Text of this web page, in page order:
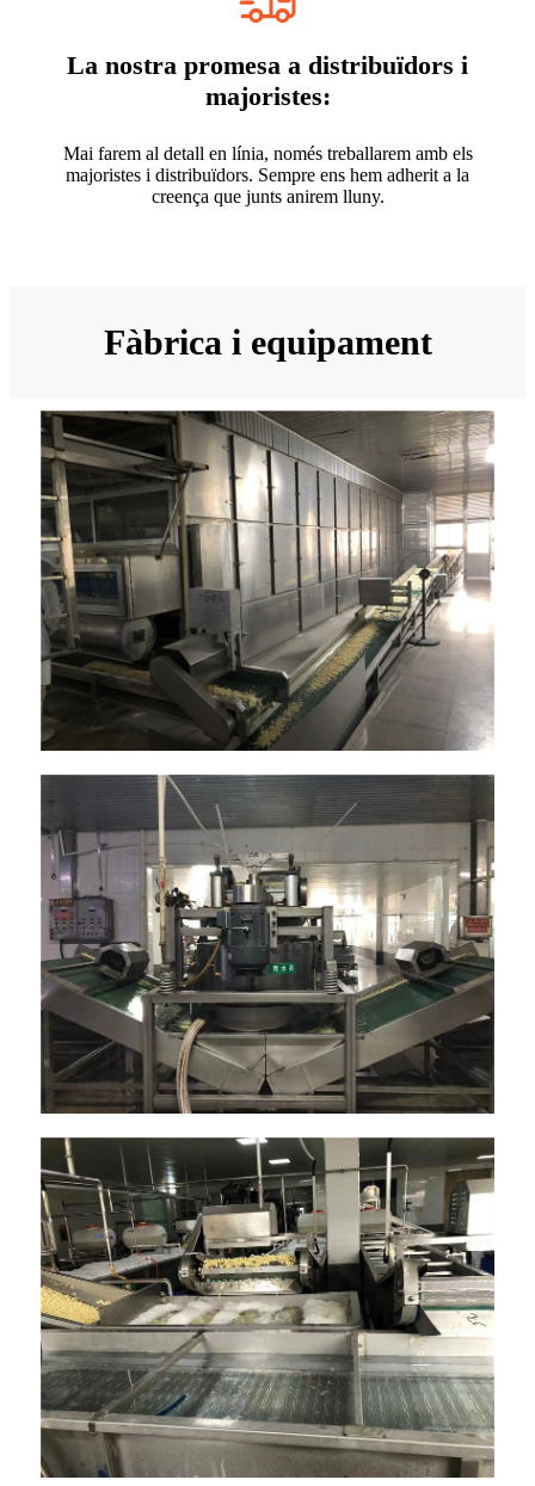
La nostra promesa a distribuïdors i
majoristes:
Mai farem al detall en línia, només treballarem amb els
majoristes i distribuïdors. Sempre ens hem adherit a la
creença que junts anirem lluny.
Fàbrica i equipament